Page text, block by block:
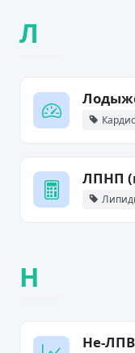
Л
ЛПНП
Н
Не-